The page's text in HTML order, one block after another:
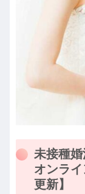
未接種
オンラ
更新】